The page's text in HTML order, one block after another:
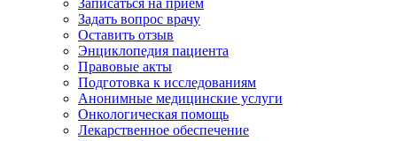
Записаться на приём
Задать вопрос врачу
Оставить отзыв
Энциклопедия пациента
Правовые акты
Подготовка к исследованиям
Анонимные медицинские услуги
Онкологическая помощь
Лекарственное обеспечение